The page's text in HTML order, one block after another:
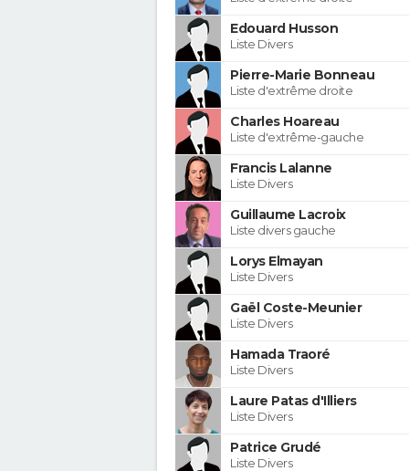
Edouard Husson
Liste Divers
Pierre-Marie Bonneau
Liste d'extrême droite
Charles Hoareau
Liste d'extrême-gauche
Francis Lalanne
Liste Divers
Guillaume Lacroix
Liste divers gauche
Lorys Elmayan
Liste Divers
Gaël Coste-Meunier
Liste Divers
Hamada Traoré
Liste Divers
Laure Patas d'Illiers
Liste Divers
Patrice Grudé
Liste Divers